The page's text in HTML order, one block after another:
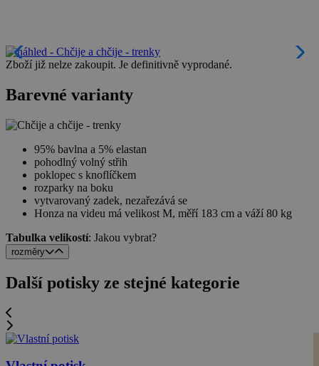
Zboží již nelze zakoupit. Je definitivně vyprodané.
Barevné varianty
95% bavlna a 5% elastan
pohodlný volný střih
poklopec s knoflíčkem
rozparky na boku
vytvarovaný zadek, nezařezává se
Honza na videu má velikost M, měří 183 cm a váží 80 kg
Tabulka velikostí: Jakou vybrat?
rozměry
Další potisky ze stejné kategorie